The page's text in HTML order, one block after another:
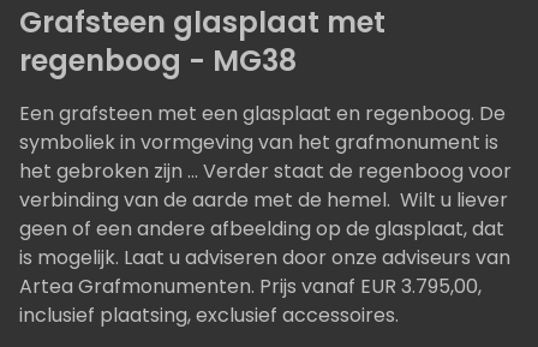
Grafsteen glasplaat met
regenboog - MG38
Een grafsteen met een glasplaat en regenboog. De
symboliek in vormgeving van het grafmonument is
het gebroken zijn ... Verder staat de regenboog voor
verbinding van de aarde met de hemel. Wilt u liever
geen of een andere afbeelding op de glasplaat, dat
is mogelijk. Laat u adviseren door onze adviseurs van
Artea Grafmonumenten. Prijs vanaf EUR 3.795,00,
inclusief plaatsing, exclusief accessoires.